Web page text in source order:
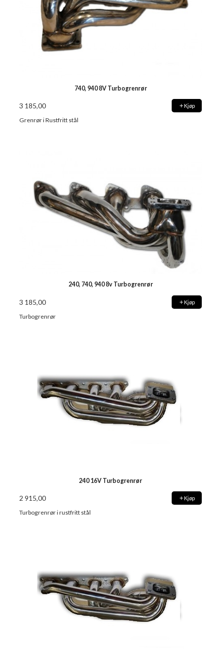
740, 940 8V Turbogrenrør
3 185,00 Kjøp
Grenrør i Rustfritt stål
240, 740, 940 8v Turbogrenrør
3 185,00 Kjøp
Turbogrenrør
240 16V Turbogrenrør
2 915,00 Kjøp
Turbogrenrør i rustfritt stål